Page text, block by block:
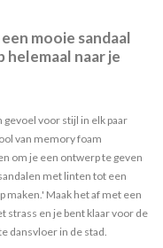
mooie sandaal
naar je
voor stijl in elk paar
van memory foam
om je een ontwerp te geven
met linten tot een
maken.' Maak het af met een
strass en je bent klaar voor de
dansvloer in de stad.